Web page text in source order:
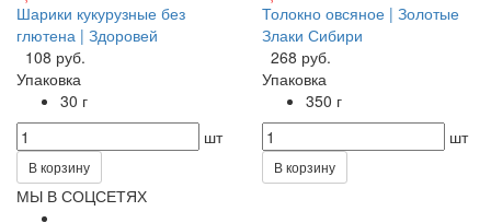
Шарики кукурузные без
глютена | Здоровей
108 руб.
Упаковка
30 г
шт
В корзину
Толокно овсяное | Золотые
Злаки Сибири
268 руб.
Упаковка
350 г
шт
В корзину
МЫ В СОЦСЕТЯХ